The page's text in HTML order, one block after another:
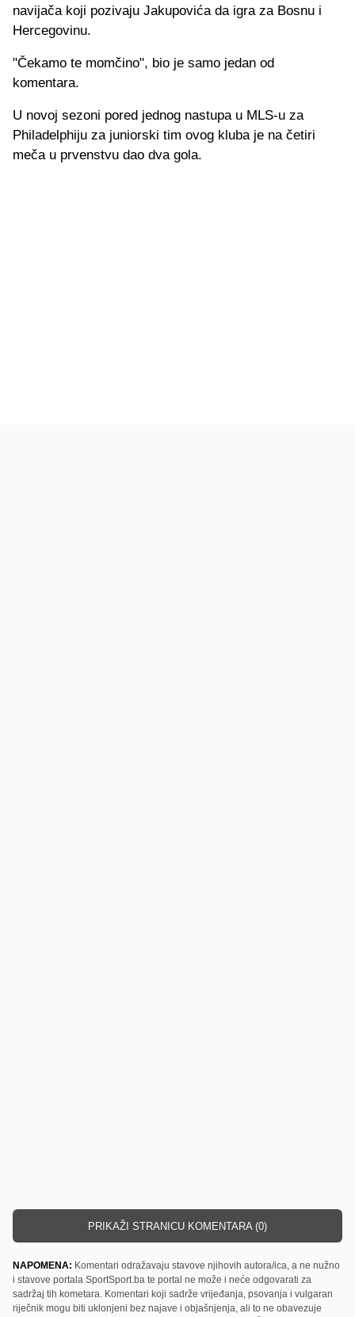
navijača koji pozivaju Jakupovića da igra za Bosnu i
Hercegovinu.
"Čekamo te momčino", bio je samo jedan od
komentara.
U novoj sezoni pored jednog nastupa u MLS-u za
Philadelphiju za juniorski tim ovog kluba je na četiri
meča u prvenstvu dao dva gola.
PRIKAŽI STRANICU KOMENTARA (0)
NAPOMENA: Komentari odražavaju stavove njihovih autora/ica, a ne nužno
i stavove portala SportSport.ba te portal ne može i neće odgovarati za
sadržaj tih kometara. Komentari koji sadrže vrijeđanja, psovanja i vulgaran
riječnik mogu biti uklonjeni bez najave i objašnjenja, ali to ne obavezuje